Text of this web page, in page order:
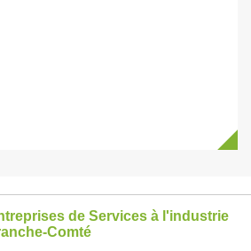
de Services à l'industrie
Comté